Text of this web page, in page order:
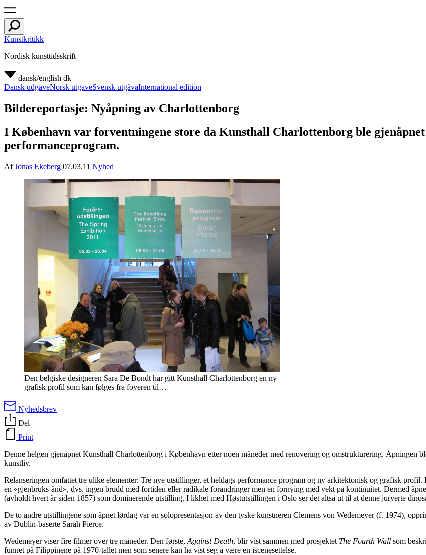
Kunstkritikk
Nordisk kunsttidsskrift
dansk/english dk
Dansk udgaveNorsk utgaveSvensk utgåvaInternational edition
Bildereportasje: Nyåpning av Charlottenborg
I København var forventningene store da Kunsthall Charlottenborg ble
performanceprogram.
AfJonas Ekeberg 07.03.11 Nyhed
Den belgiske designeren Sara De Bondt har gitt Kunsthall Charlottenborg en ny
grafisk profil som kan følges fra foyeren til…
Nyhedsbrev
Del
Print
Denne helgen gjenåpnet Kunsthall Charlottenborg i København etter noen måneder med renovering og omstrukturering. Åpningen
kunstliv.
Relanseringen omfattet tre ulike elementer: Tre nye utstillinger, et heldags performance program og ny arkitektonisk og grafisk
en «gjenbruks-ånd», dvs. ingen brudd med fortiden eller radikale forandringer men en fornying med vekt på kontinuitet. Dermed
(avholdt hvert år siden 1857) som dominerende utstilling. I likhet med Høstutstillingen i Oslo ser det altså ut til at denne juryerte
De to andre utstillingene som åpnet lørdag var en solopresentasjon av den tyske kunstneren Clemens von Wedemeyer (f. 1974),
av Dublin-baserte Sarah Pierce.
Wedemeyer viser fire filmer over tre måneder. Den første, Against Death, blir vist sammen med prosjektet The Fourth Wall som
funnet på Filippinene på 1970-tallet men som senere kan ha vist seg å være en iscenesettelse.